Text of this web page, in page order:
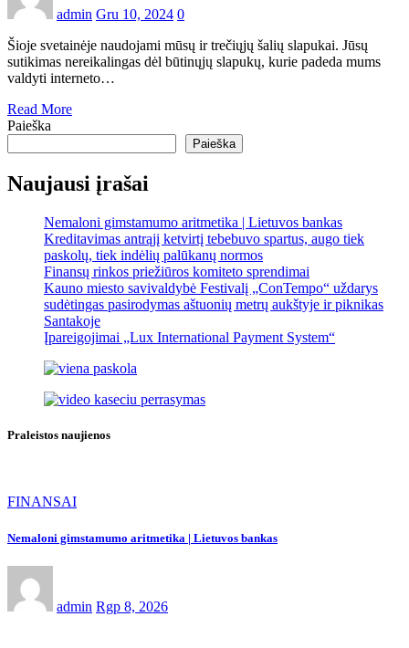
admin Gru 10, 2024 0
Šioje svetainėje naudojami mūsų ir trečiųjų šalių slapukai. Jūsų
sutikimas nereikalingas dėl būtinųjų slapukų, kurie padeda mums
valdyti interneto…
Read More
Paieška
Paieška
Naujausi įrašai
Nemaloni gimstamumo aritmetika | Lietuvos bankas
Kreditavimas antrąjį ketvirtį tebebuvo spartus, augo tiek
paskolų, tiek indėlių palūkanų normos
Finansų rinkos priežiūros komiteto sprendimai
Kauno miesto savivaldybė Festivalį „ConTempo“ uždarys
sudėtingas pasirodymas aštuonių metrų aukštyje ir piknikas
Santakoje
Įpareigojimai „Lux International Payment System“
Praleistos naujienos
FINANSAI
Nemaloni gimstamumo aritmetika | Lietuvos bankas
admin Rgp 8, 2026